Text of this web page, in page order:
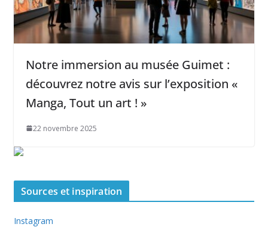
Notre immersion au musée Guimet :
découvrez notre avis sur l’exposition «
Manga, Tout un art ! »
22 novembre 2025
Sources et inspiration
Instagram